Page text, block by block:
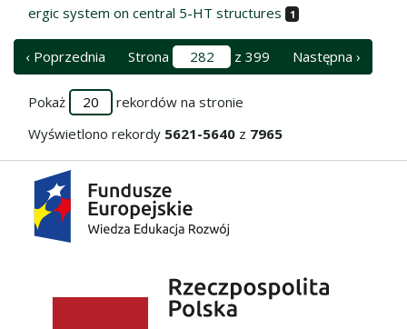
ergic system on central 5-HT structures
1
‹ Poprzednia Strona z 399 Następna ›
Pokaż
rekordów na stronie
Wyświetlono rekordy 5621-5640 z 7965